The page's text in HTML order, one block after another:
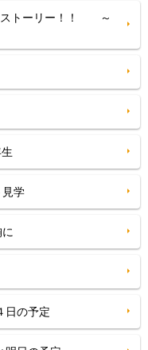
ストーリー！！ ～
見学
日の予定